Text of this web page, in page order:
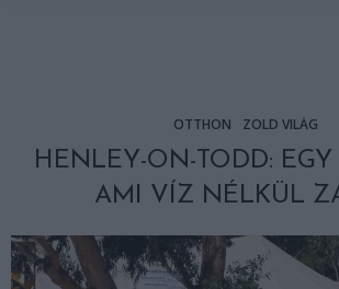
OTTHON ZÖLD VILÁG
HENLEY-ON-TODD: EGY
AMI VÍZ NÉLKÜL